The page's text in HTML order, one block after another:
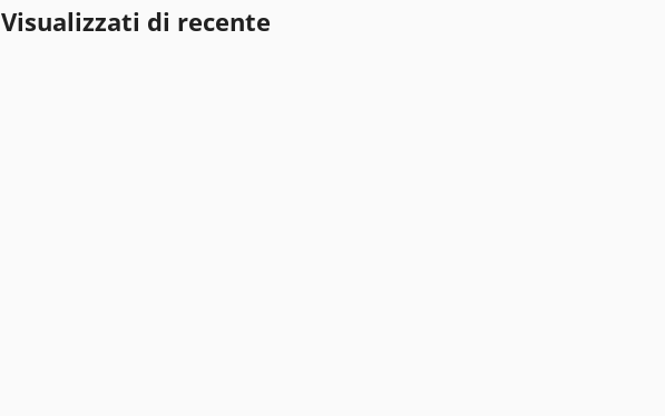
Visualizzati di recente